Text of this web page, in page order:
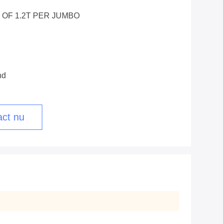
1.2T PER JUMBO
nu